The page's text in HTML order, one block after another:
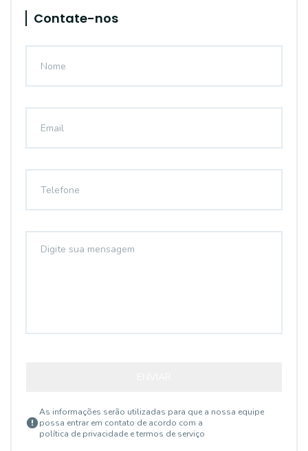
Contate-nos
As informações serão utilizadas para que a nossa equipe
possa entrar em contato de acordo com a
política de privacidade e termos de serviço